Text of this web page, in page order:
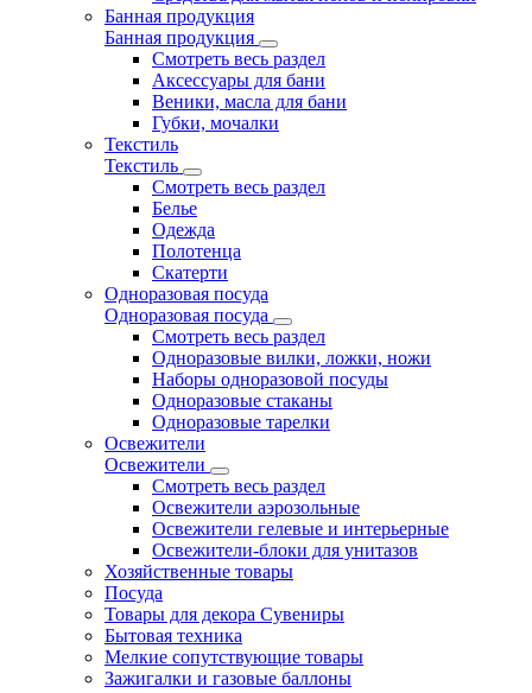
Банная продукция
Банная продукция
Смотреть весь раздел
Аксессуары для бани
Веники, масла для бани
Губки, мочалки
Текстиль
Текстиль
Смотреть весь раздел
Белье
Одежда
Полотенца
Скатерти
Одноразовая посуда
Одноразовая посуда
Смотреть весь раздел
Одноразовые вилки, ложки, ножи
Наборы одноразовой посуды
Одноразовые стаканы
Одноразовые тарелки
Освежители
Освежители
Смотреть весь раздел
Освежители аэрозольные
Освежители гелевые и интерьерные
Освежители-блоки для унитазов
Хозяйственные товары
Посуда
Товары для декора Сувениры
Бытовая техника
Мелкие сопутствующие товары
Зажигалки и газовые баллоны